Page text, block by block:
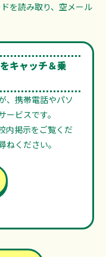
を読み取り、空メール
キャッチ＆乗
、携帯電話やパソ
ビスです。
内掲示をご覧くだ
ください。